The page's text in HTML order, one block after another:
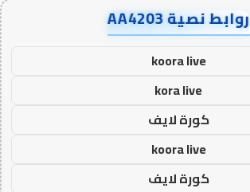
روابط نصية AA4203
koora live
kora live
كورة لايف
koora live
كورة لايف